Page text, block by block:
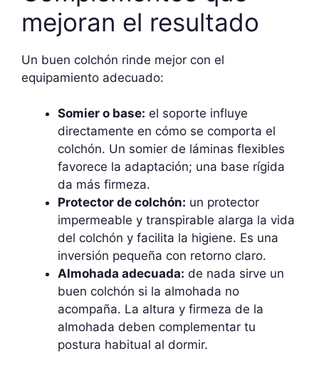
mejoran el resultado
Un buen colchón rinde mejor con el
equipamiento adecuado:
Somier o base: el soporte influye
directamente en cómo se comporta el
colchón. Un somier de láminas flexibles
favorece la adaptación; una base rígida
da más firmeza.
Protector de colchón: un protector
impermeable y transpirable alarga la vida
del colchón y facilita la higiene. Es una
inversión pequeña con retorno claro.
Almohada adecuada: de nada sirve un
buen colchón si la almohada no
acompaña. La altura y firmeza de la
almohada deben complementar tu
postura habitual al dormir.